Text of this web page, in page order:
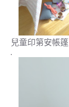
兒童印第安帳
.